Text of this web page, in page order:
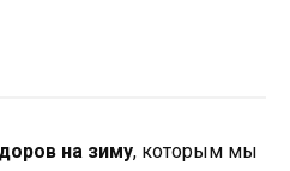
на зиму, которым мы